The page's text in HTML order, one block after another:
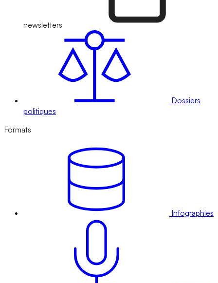
newsletters
Dossiers
politiques
Formats
Infographies